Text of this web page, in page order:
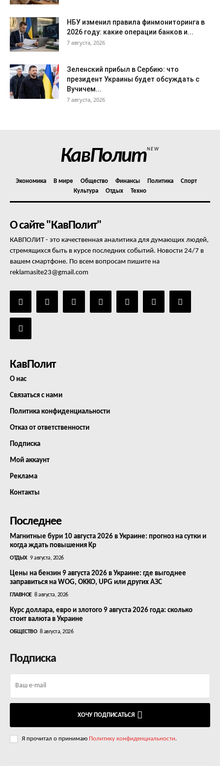
НБУ изменил правила финмониторинга в
2026 году: какие операции банков и...
7 августа, 2026
Зеленский прибыл в Сербию: что
президент Украины будет обсуждать с
Вучичем...
7 августа, 2026
КавПолитNEW
Экономика В мире Общество Финансы Политика
Спорт
Культура
Отдых Техно
О сайте "КавПолит"
КАВПОЛИТ - это качественная аналитика для думающих людей,
стремящихся быть в курсе последних событий. Новости 24/7 в
вашем смартфоне. По всем вопросам пишите на
reklamasite23@gmail.com
КавПолит
О нас
Связаться с нами
Политика конфиденциальности
Отказ от ответственности
Подписка
Мой аккаунт
Реклама
Контакты
Последнее
Магнитные бури 10 августа 2026 в Украине: прогноз на сутки и
когда ждать повышения Kp
ОТДЫХ 9 августа, 2026
Цены на бензин 9 августа 2026 в Украине: где выгоднее
заправиться на WOG, OKKO, UPG или других АЗС
ГЛАВНОЕ 8 августа, 2026
Курс доллара, евро и злотого 9 августа 2026 года: сколько
стоит валюта в Украине
ОБЩЕСТВО 8 августа, 2026
Подписка
ХОЧУ ПОДПИСАТЬСЯ
Я прочитал о принимаю Политику конфиденциальности.